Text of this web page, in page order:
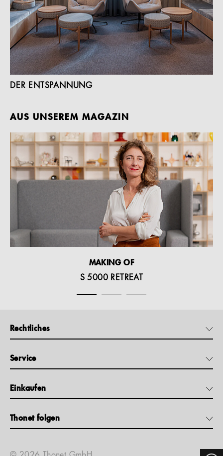
DER ENTSPANNUNG
AUS UNSEREM MAGAZIN
MAKING OF
S 5000 RETREAT
Rechtliches
Service
Einkaufen
Thonet folgen